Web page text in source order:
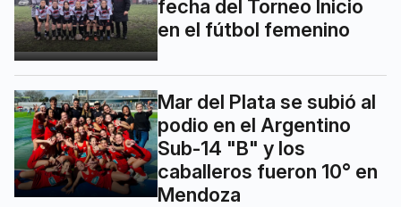
fecha del Torneo Inicio
en el fútbol femenino
Mar del Plata se subió al
podio en el Argentino
Sub-14 "B" y los
caballeros fueron 10° en
Mendoza